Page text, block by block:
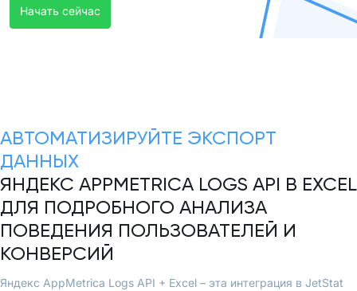
Начать сейчас
АВТОМАТИЗИРУЙТЕ ЭКСПОРТ
ДАННЫХ
ЯНДЕКС APPMETRICA LOGS API В EXCEL
ДЛЯ ПОДРОБНОГО АНАЛИЗА
ПОВЕДЕНИЯ ПОЛЬЗОВАТЕЛЕЙ И
КОНВЕРСИЙ
Яндекс AppMetrica Logs API + Excel – эта интеграция в JetStat